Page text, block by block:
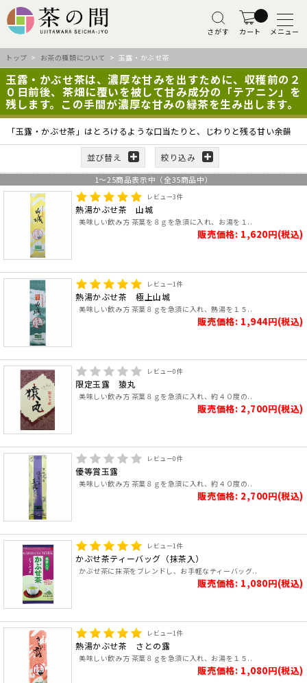
さがす カート メニュー
トップ > お茶の種類について > 玉露・かぶせ茶
玉露・かぶせ茶は、濃厚な甘みを出すために、収穫前の２
０日前後、茶畑に覆いを被して甘み成分の「テアニン」を
残します。この手間が濃厚な甘みの緑茶を生み出します。
「玉露・かぶせ茶」はとろけるような口当たりと、じわりと残る甘い余韻
並び替え 絞り込み
1～25商品表示中（全35商品中）
レビュー3件
熱湯かぶせ茶 山城
美味しい飲み方 茶葉を８ｇを急須に入れ、お湯を１..
販売価格: 1,620円(税込)
レビュー1件
熱湯かぶせ茶 極上山城
美味しい飲み方 茶葉８ｇを急須に入れ、熱湯を１５..
販売価格: 1,944円(税込)
レビュー0件
限定玉露 猿丸
美味しい飲み方 茶葉８ｇを急須に入れ、約４０度の..
販売価格: 2,700円(税込)
レビュー0件
優等賞玉露
美味しい飲み方 茶葉８ｇを急須に入れ、約４０度の..
販売価格: 2,700円(税込)
レビュー1件
かぶせ茶ティーバッグ（抹茶入）
かぶせ茶に抹茶をブレンドし、お手軽なティーバッグ..
販売価格: 1,080円(税込)
レビュー1件
熱湯かぶせ茶 さとの露
美味しい飲み方 茶葉８ｇを急須に入れ、お湯を１５..
販売価格: 1,080円(税込)